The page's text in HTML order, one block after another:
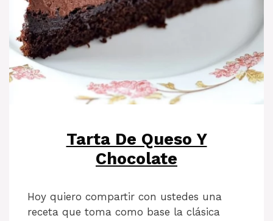
Tarta De Queso Y
Chocolate
Hoy quiero compartir con ustedes una
receta que toma como base la clásica